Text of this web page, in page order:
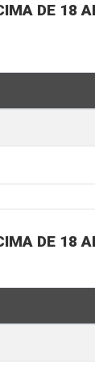
DE 18
DE 18